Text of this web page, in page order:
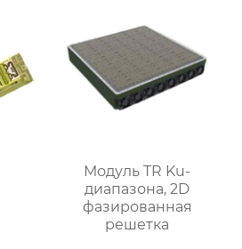
Модуль TR Ku-
диапазона, 2D
фазированная
решетка